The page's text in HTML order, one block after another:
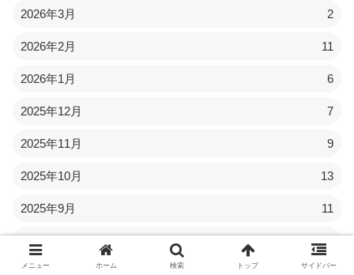
2026年3月 2
2026年2月 11
2026年1月 6
2025年12月 7
2025年11月 9
2025年10月 13
2025年9月 11
11
メニュー ホーム 検索 トップ サイドバー